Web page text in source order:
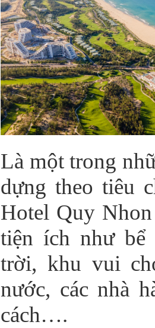
Là một trong
dựng theo tiêu
Hotel Quy
tiện ích như bể
trời, khu vui
nước, các nhà
cách….